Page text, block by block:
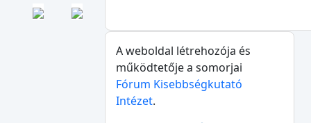
A weboldal létrehozója és
működtetője a somorjai
Fórum Kisebbségkutató
Intézet.